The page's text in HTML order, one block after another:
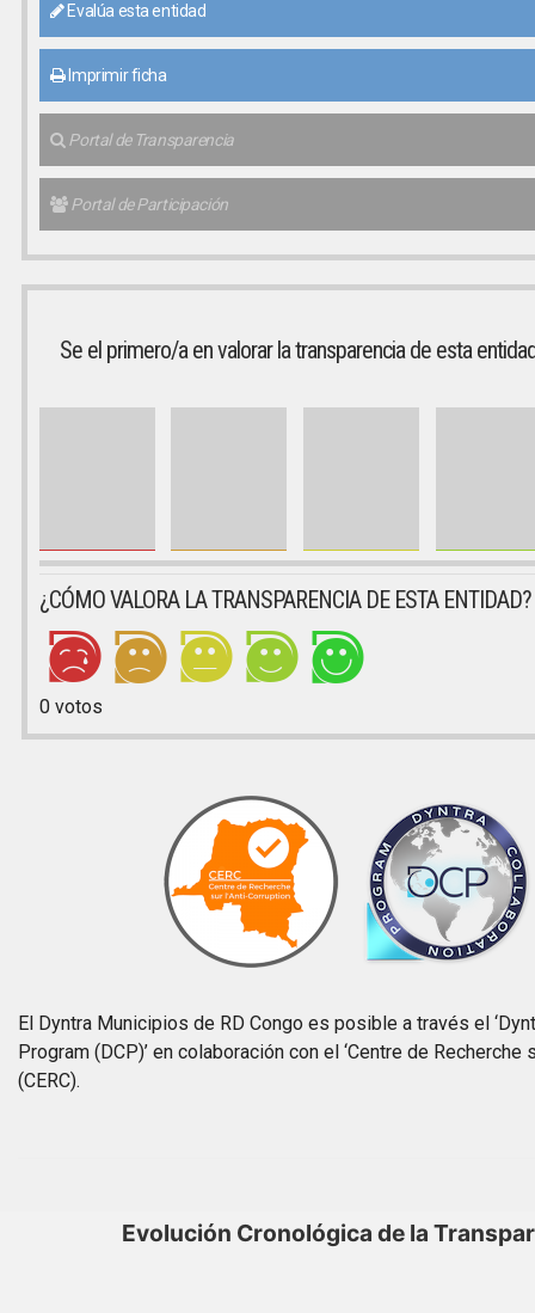
Evalúa esta entidad
Imprimir ficha
Portal de Transparencia
Portal de Participación
Se el primero/a en valorar la transparencia de esta
¿CÓMO VALORA LA TRANSPARENCIA DE ESTA ENTIDAD?
0votos
El Dyntra Municipios de RD Congo es posible a través el
Program (DCP)’ en colaboración con el ‘Centre de Recherche
(CERC).
Evolución Cronológica de la